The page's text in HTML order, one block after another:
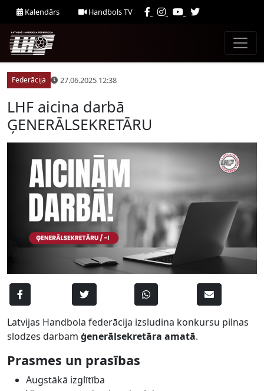
Kalendārs Handbols TV
Federācija 27.06.2025 12:38
LHF aicina darbā
ĢENERĀLSEKRETĀRU
Latvijas Handbola federācija izsludina konkursu pilnas
slodzes darbam ģenerālsekretāra amatā.
Prasmes un prasības
Augstākā izglītība